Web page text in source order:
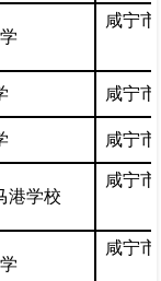
咸宁
咸宁
咸宁
港学校
咸宁
咸宁